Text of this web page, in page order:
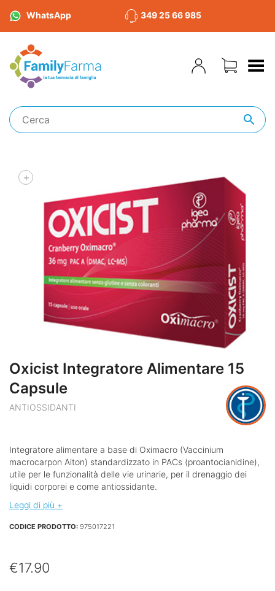
WhatsApp 349 25 66 985
Toggle Menu
+
Oxicist Integratore Alimentare 15
Capsule
ANTIOSSIDANTI
Integratore alimentare a base di Oximacro (Vaccinium
macrocarpon Aiton) standardizzato in PACs (proantocianidine),
utile per le funzionalità delle vie urinarie, per il drenaggio dei
liquidi corporei e come antiossidante.
Leggi di più +
CODICE PRODOTTO: 975017221
€17.90